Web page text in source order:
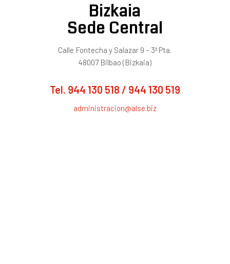
Bizkaia
Sede Central
Calle Fontecha y Salazar 9 – 3ª Pta.
48007 Bilbao (Bizkaia)
Tel. 944 130 518 / 944 130 519
administracion@alse.biz